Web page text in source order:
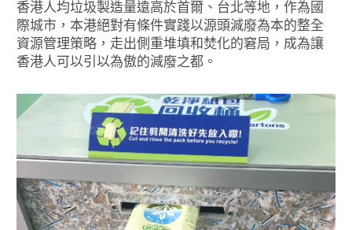
香港人均垃圾製造量遠高於首爾、台北等地，作為國
際城市，本港絕對有條件實踐以源頭減廢為本的整全
資源管理策略，走出側重堆填和焚化的窘局，成為讓
香港人可以引以為傲的減廢之都。